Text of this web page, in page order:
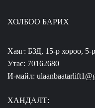
ХОЛБОО БАРИХ
Хаяг: БЗД, 15-р хороо, 5-
Утас: 70162680
И-майл:
ХАНДАЛТ: